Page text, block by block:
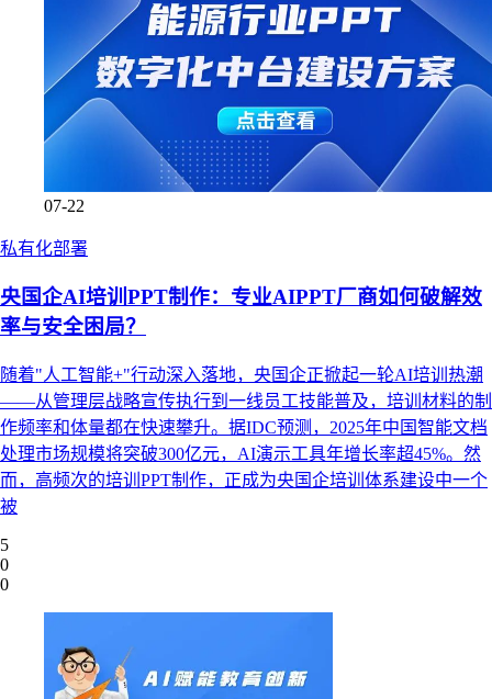
07-22
私有化部署
央国企AI培训PPT制作：专业AIPPT厂商如何破解效
率与安全困局？
随着"人工智能+"行动深入落地，央国企正掀起一轮AI培训热潮
——从管理层战略宣传执行到一线员工技能普及，培训材料的制
作频率和体量都在快速攀升。据IDC预测，2025年中国智能文档
处理市场规模将突破300亿元，AI演示工具年增长率超45%。然
而，高频次的培训PPT制作，正成为央国企培训体系建设中一个
被
5
0
0